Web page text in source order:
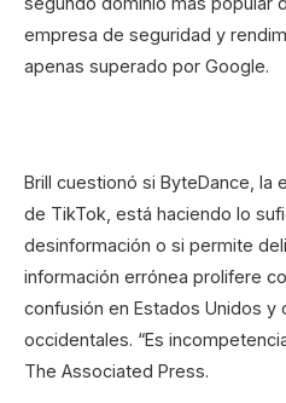
empresa de seguridad y
apenas superado por Google.
Brill cuestionó si ByteDance, la
de TikTok, está haciendo lo
desinformación o si permite
información errónea prolifere
confusión en Estados Unidos y
occidentales. “Es
The Associated Press.